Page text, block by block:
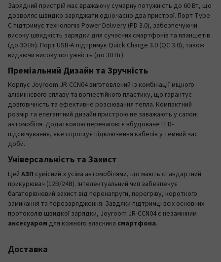
Зарядний пристрій має вражаючу сумарну потужність до 60 Вт, що
дозволяє швидко заряджати одночасно два пристрої. Порт Type-
C підтримує технологію Power Delivery (PD 3.0), забезпечуючи
високу швидкість зарядки для сучасних смартфонів та планшетів
(до 30 Вт). Порт USB-A підтримує Quick Charge 3.0 (QC 3.0), також
видаючи високу потужність (до 30 Вт).
Преміальний Дизайн та Зручність
Корпус Joyroom JR-CCN04 виготовлений із комбінації міцного
алюмінієвого сплаву та вогнестійкого пластику, що гарантує
довговічність та ефективне розсіювання тепла. Компактний
розмір та елегантний дизайн пристрою не заважають у салоні
автомобіля. Додатковою перевагою є вбудоване LED-
підсвічування, яке спрощує підключення кабелів у темний час
доби.
Універсальність та Захист
Цей АЗП сумісний з усіма автомобілями, що мають стандартний
прикурювач (12В/24В). Інтелектуальний чип забезпечує
багаторівневий захист від перенапруги, перегріву, короткого
замикання та перезарядження. Завдяки підтримці всіх основних
протоколів швидкої зарядки, Joyroom JR-CCN04 є незамінним
аксесуаром для кожного власника смартфона.
Доставка